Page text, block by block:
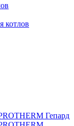
котлов
Гепард